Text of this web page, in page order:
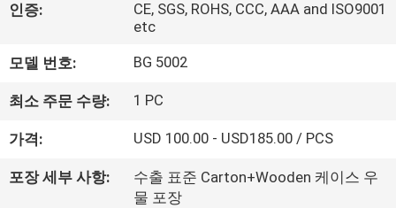
소
개
공
인증:
CE, SGS, ROHS, CCC, AAA and ISO9001
etc
모델 번호: BG 5002
최소 주문 수량: 1 PC
가격: USD 100.00 - USD185.00 / PCS
포장 세부 사항:
수출 표준 Carton+Wooden 케이스 우
물 포장